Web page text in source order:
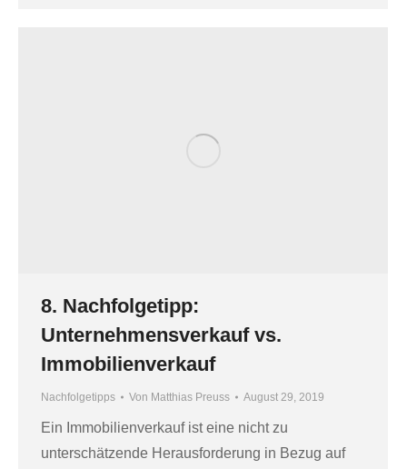
8. Nachfolgetipp:
Unternehmensverkauf vs.
Immobilienverkauf
Nachfolgetipps Von Matthias Preuss August 29, 2019
Ein Immobilienverkauf ist eine nicht zu
unterschätzende Herausforderung in Bezug auf